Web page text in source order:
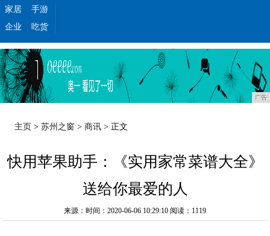
家居
手游
企业
吃货
广告
主页 >苏州之窗 >商讯 > 正文
快用苹果助手：《实用家常菜谱大全》
送给你最爱的人
来源：时间：2020-06-06 10:29:10 阅读：1119